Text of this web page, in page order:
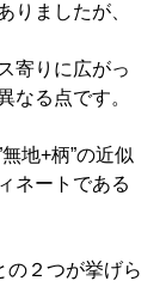
りましたが、
寄りに広がっ
なる点です。
地+柄”の近似
ネートである
の２つが挙げら